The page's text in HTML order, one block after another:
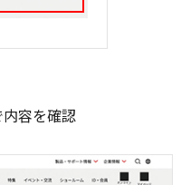
容を確認